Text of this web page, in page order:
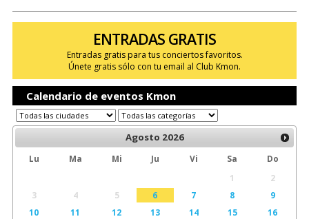
ENTRADAS GRATIS
Entradas gratis para tus conciertos favoritos.
Únete gratis sólo con tu email al Club Kmon.
Calendario de eventos Kmon
Agosto 2026
Lu Ma Mi Ju Vi Sa
Do
1
2
3
4 5 6 7 8
9
10
11 12 13 14 15
16